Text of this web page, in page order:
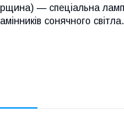
— спеціальна
сонячного